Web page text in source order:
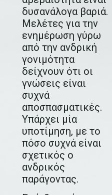
δυσανάλογα βαριά.
Μελέτες για την
ενημέρωση γύρω
από την ανδρική
γονιμότητα
δείχνουν ότι οι
γνώσεις είναι
συχνά
αποσπασματικές.
Υπάρχει μία
υποτίμηση, με το
πόσο συχνά είναι
σχετικός ο
ανδρικός
παράγοντας.